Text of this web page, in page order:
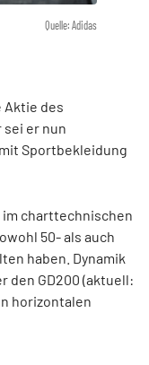
Quelle: Adidas
Aktie des
er nun
Sportbekleidung
charttechnischen
50- als auch
haben. Dynamik
den GD200 (aktuell:
horizontalen